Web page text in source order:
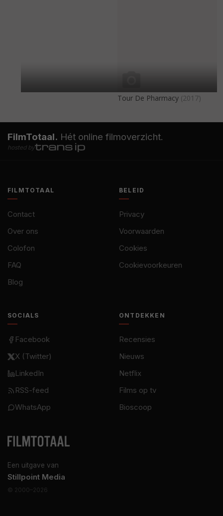
Tour De Pharmacy (2017)
FilmTotaal. Hét online filmoverzicht.
hosted by
Een uitgave van
Stillpoint Media
© 2000–2026
FILMTOTAAL
Contact
Over ons
Colofon
FAQ
Blog
BELEID
Privacy
Voorwaarden
Cookies
Cookievoorkeuren
SOCIALS
Facebook
X (Twitter)
LinkedIn
RSS-feed
WhatsApp
ONTDEKKEN
Recensies
Nieuws
Netflix
Films op tv
Bioscoop